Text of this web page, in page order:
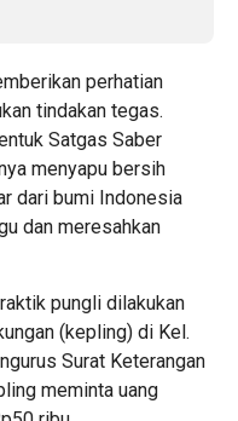
perhatian
tindakan tegas.
Satgas Saber
menyapu bersih
dari bumi Indonesia
dan meresahkan
pungli dilakukan
(kepling) di Kel.
Surat Keterangan
meminta uang